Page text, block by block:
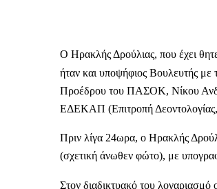
Ο Ηρακλής Δρούλιας, που έχει
ήταν και υποψήφιος Βουλευτής
Προέδρου του ΠΑΣΟΚ, Νίκου
ΕΔΕΚΑΠ (Επιτροπή Δεοντολογίας,
Πριν λίγα 24ωρα, ο Ηρακλής
(σχετική άνωθεν φώτο), με
Στον διαδικτυακό του